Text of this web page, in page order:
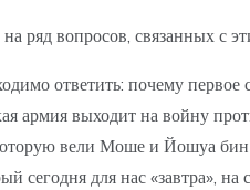
ряд вопросов, связанных с
ответить: почему
армия выходит на войну
вели Моше и Йошуа
сегодня для нас «завтра»,